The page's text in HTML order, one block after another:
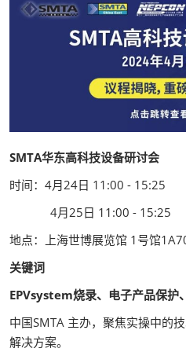
SMTA华东高科技设备研讨会
时间：4月24日 11:00 - 15:25
4月25日 11:00 - 15:25
地点：上海世博展览馆 1号馆
关键词
EPVsystem烧录、 电子产品保护、
中国SMTA 主办，聚焦实操中的
解决方案。